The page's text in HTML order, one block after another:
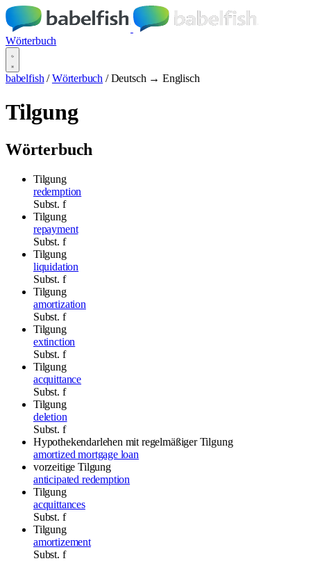
Wörterbuch
babelfish / Wörterbuch / Deutsch → Englisch
Tilgung
Wörterbuch
Tilgung
redemption
Subst. f
Tilgung
repayment
Subst. f
Tilgung
liquidation
Subst. f
Tilgung
amortization
Subst. f
Tilgung
extinction
Subst. f
Tilgung
acquittance
Subst. f
Tilgung
deletion
Subst. f
Hypothekendarlehen mit regelmäßiger Tilgung
amortized mortgage loan
vorzeitige Tilgung
anticipated redemption
Tilgung
acquittances
Subst. f
Tilgung
amortizement
Subst. f